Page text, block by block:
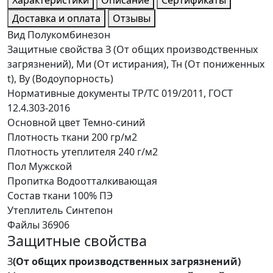
Доставка и оплата
Отзывы
Вид Полукомбинезон
Защитные свойства З (От общих производственных
загрязнений), Ми (От истирания), Тн (От пониженных
t), Ву (Водоупорность)
Нормативные документы ТР/ТС 019/2011, ГОСТ
12.4.303-2016
Основной цветТемно-синий
Плотность ткани 200 гр/м2
Плотность утеплителя 240 г/м2
Пол Мужской
Пропитка Водоотталкивающая
Состав ткани 100% ПЭ
Утеплитель Синтепон
Файлы 36906
Защитные свойства
З(От общих производственных загрязнений)